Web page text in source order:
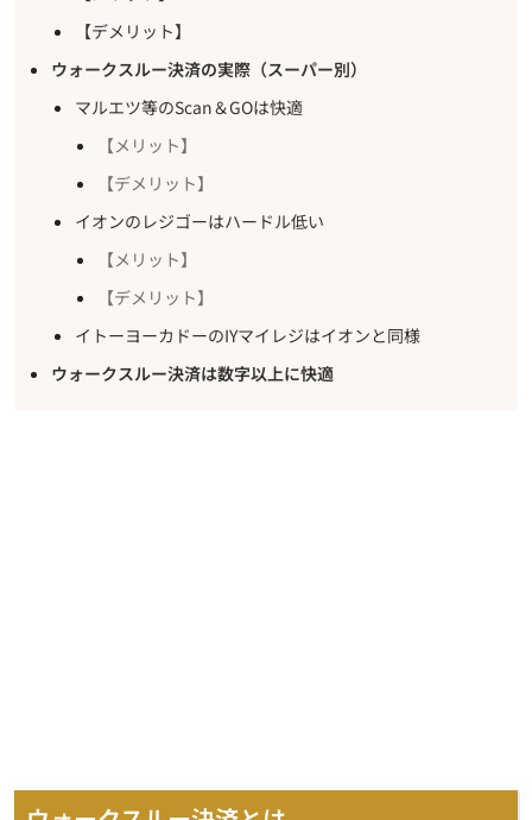
【デメリット】
ウォークスルー決済の実際（スーパー別）
マルエツ等のScan＆GOは快適
【メリット】
【デメリット】
イオンのレジゴーはハードル低い
【メリット】
【デメリット】
イトーヨーカドーのIYマイレジはイオンと同様
ウォークスルー決済は数字以上に快適